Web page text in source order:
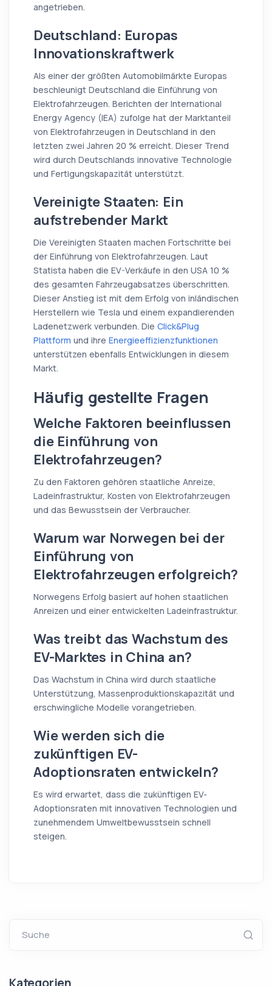
angetrieben.
Deutschland: Europas
Innovationskraftwerk
Als einer der größten Automobilmärkte Europas
beschleunigt Deutschland die Einführung von
Elektrofahrzeugen. Berichten der International
Energy Agency (IEA) zufolge hat der Marktanteil
von Elektrofahrzeugen in Deutschland in den
letzten zwei Jahren 20 % erreicht. Dieser Trend
wird durch Deutschlands innovative Technologie
und Fertigungskapazität unterstützt.
Vereinigte Staaten: Ein
aufstrebender Markt
Die Vereinigten Staaten machen Fortschritte bei
der Einführung von Elektrofahrzeugen. Laut
Statista haben die EV-Verkäufe in den USA 10 %
des gesamten Fahrzeugabsatzes überschritten.
Dieser Anstieg ist mit dem Erfolg von inländischen
Herstellern wie Tesla und einem expandierenden
Ladenetzwerk verbunden. Die Click&Plug
Plattform und ihre Energieeffizienzfunktionen
unterstützen ebenfalls Entwicklungen in diesem
Markt.
Häufig gestellte Fragen
Welche Faktoren beeinflussen
die Einführung von
Elektrofahrzeugen?
Zu den Faktoren gehören staatliche Anreize,
Ladeinfrastruktur, Kosten von Elektrofahrzeugen
und das Bewusstsein der Verbraucher.
Warum war Norwegen bei der
Einführung von
Elektrofahrzeugen erfolgreich?
Norwegens Erfolg basiert auf hohen staatlichen
Anreizen und einer entwickelten Ladeinfrastruktur.
Was treibt das Wachstum des
EV-Marktes in China an?
Das Wachstum in China wird durch staatliche
Unterstützung, Massenproduktionskapazität und
erschwingliche Modelle vorangetrieben.
Wie werden sich die
zukünftigen EV-
Adoptionsraten entwickeln?
Es wird erwartet, dass die zukünftigen EV-
Adoptionsraten mit innovativen Technologien und
zunehmendem Umweltbewusstsein schnell
steigen.
Suche
Kategorien